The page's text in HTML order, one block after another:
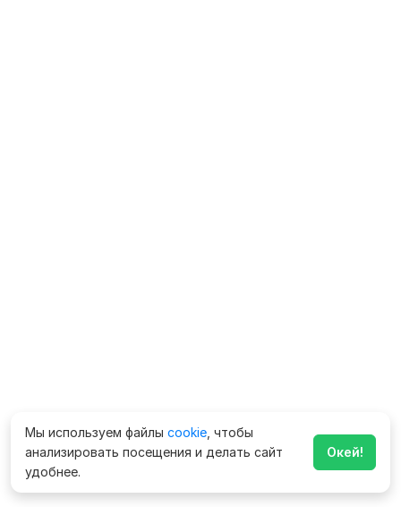
Мы используем файлы cookie , чтобы
анализировать посещения и делать сайт
удобнее.
Окей!